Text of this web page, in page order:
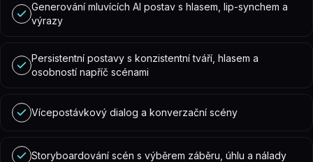
Generování mluvících AI postav s hlasem, lip-synchem a
výrazy
Persistentní postavy s konzistentní tváří, hlasem a
osobností napříč scénami
Vícepostávkový dialog a konverzační scény
Storyboardování scén s výběrem záběru, úhlu a nálady